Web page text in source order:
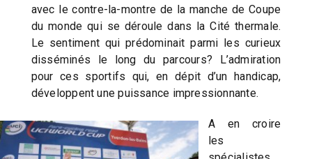
avec le contre-la-montre de la manche de Coupe
du monde qui se déroule dans la Cité thermale.
Le sentiment qui prédominait parmi les curieux
disséminés le long du parcours? L’admiration
pour ces sportifs qui, en dépit d’un handicap,
développent une puissance impressionnante.
A en croire
les